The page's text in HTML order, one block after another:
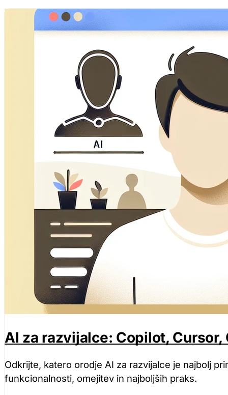
AI za razvijalce: Copilot,
Odkrijte, katero orodje AI za razvijalce je najbolj
funkcionalnosti, omejitev in najboljših praks.